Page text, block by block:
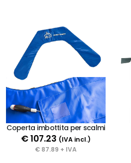
Coperta imbottita per scalmi
€ 107.23 (IVA incl.)
€ 87.89 + IVA